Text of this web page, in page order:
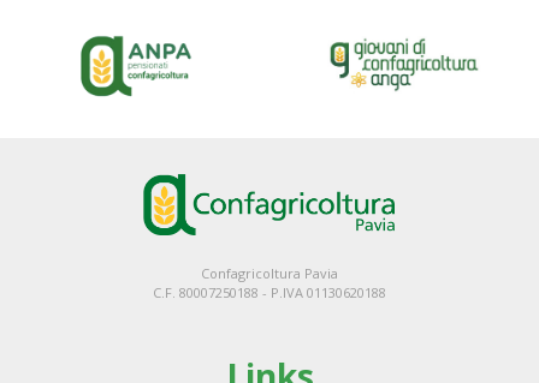
Confagricoltura Pavia
C.F. 80007250188 - P.IVA 01130620188